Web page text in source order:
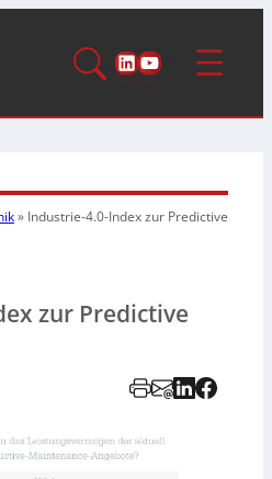
LinkedIn
YouTube
» Industrie-4.0-Index zur Predictive
zur Predictive